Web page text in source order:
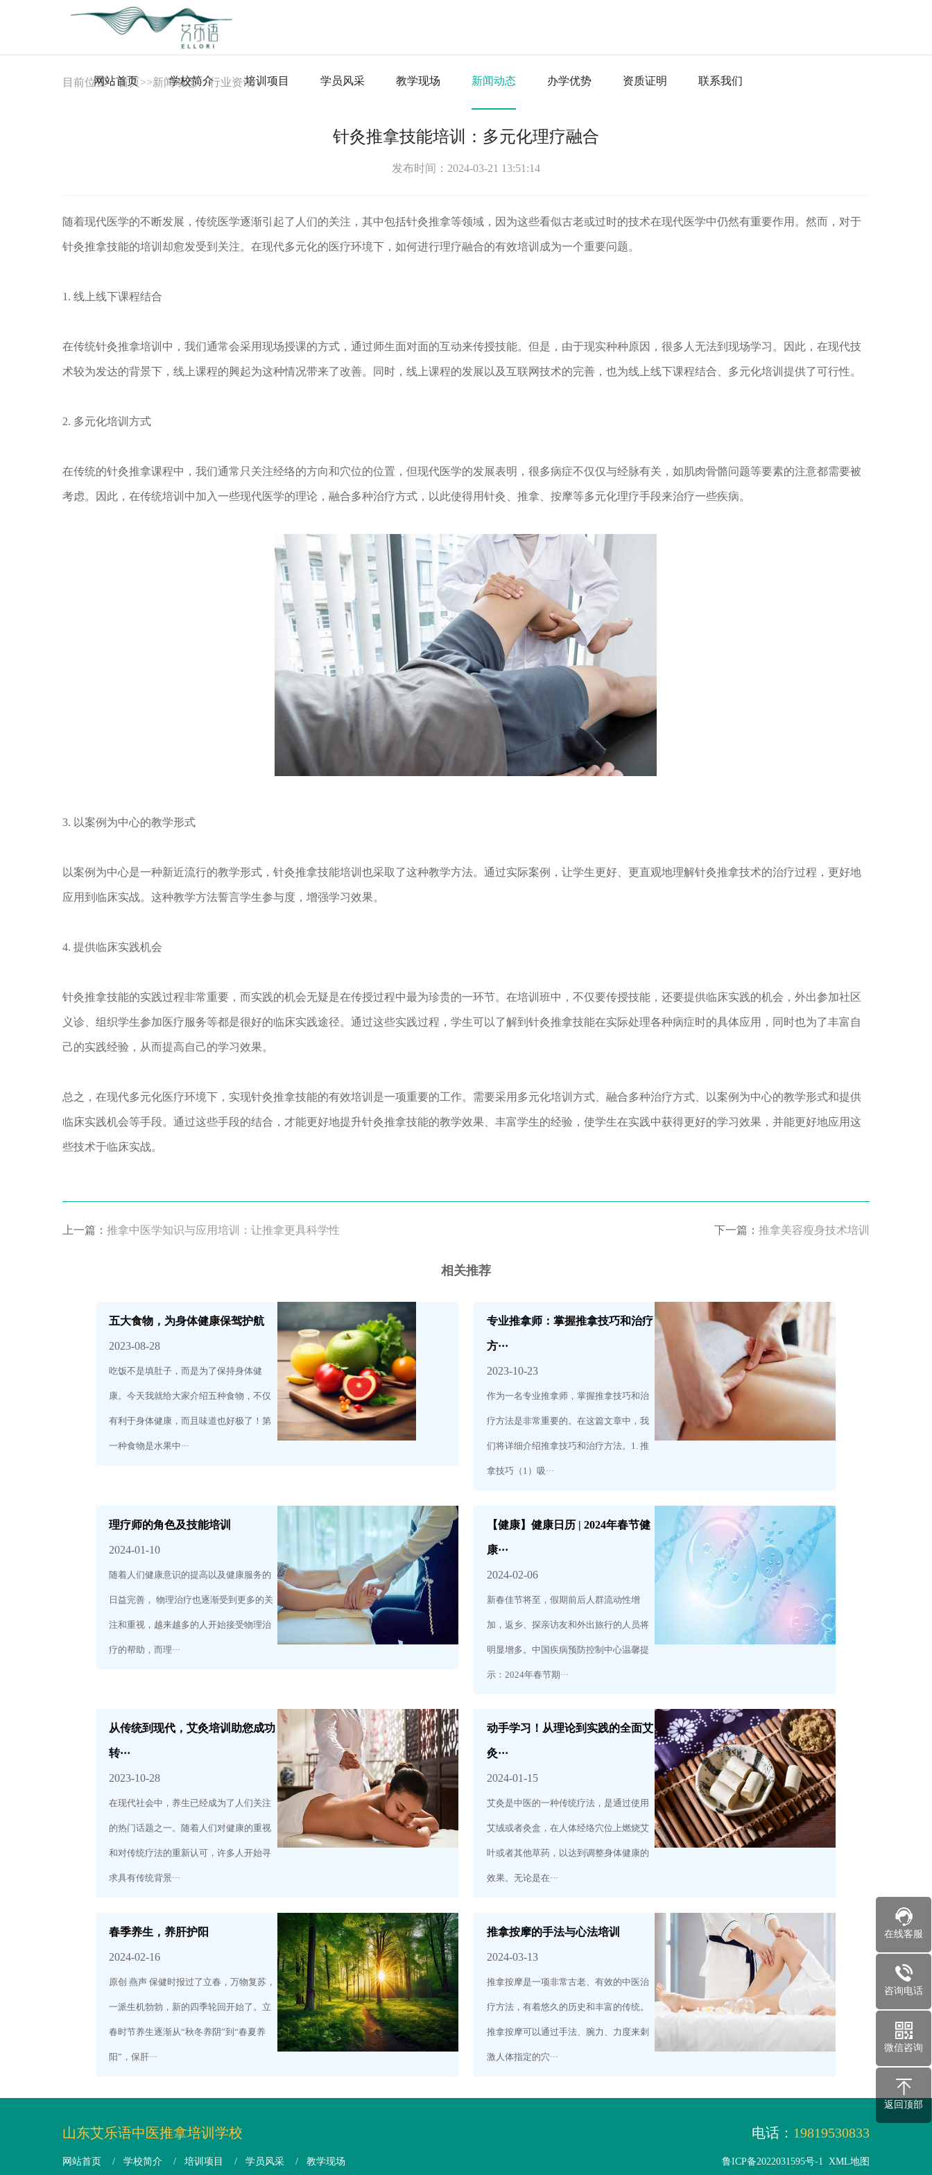
网站首页 学校简介 培训项目 学员风采 教学现场 新闻动态 办学优势 资质证明 联系我们
目前位置：首页>>新闻动态>>行业资讯
针灸推拿技能培训：多元化理疗融合
发布时间：2024-03-21 13:51:14
随着现代医学的不断发展，传统医学逐渐引起了人们的关注，其中包括针灸推拿等领域，因为这些看似古老或过时的技术在现代医学中仍然有重要作用。然而，对于
针灸推拿技能的培训却愈发受到关注。在现代多元化的医疗环境下，如何进行理疗融合的有效培训成为一个重要问题。
1. 线上线下课程结合
在传统针灸推拿培训中，我们通常会采用现场授课的方式，通过师生面对面的互动来传授技能。但是，由于现实种种原因，很多人无法到现场学习。因此，在现代技
术较为发达的背景下，线上课程的興起为这种情况带来了改善。同时，线上课程的发展以及互联网技术的完善，也为线上线下课程结合、多元化培训提供了可行性。
2. 多元化培训方式
在传统的针灸推拿课程中，我们通常只关注经络的方向和穴位的位置，但现代医学的发展表明，很多病症不仅仅与经脉有关，如肌肉骨骼问题等要素的注意都需要被
考虑。因此，在传统培训中加入一些现代医学的理论，融合多种治疗方式，以此使得用针灸、推拿、按摩等多元化理疗手段来治疗一些疾病。
3. 以案例为中心的教学形式
以案例为中心是一种新近流行的教学形式，针灸推拿技能培训也采取了这种教学方法。通过实际案例，让学生更好、更直观地理解针灸推拿技术的治疗过程，更好地
应用到临床实战。这种教学方法誓言学生参与度，增强学习效果。
4. 提供临床实践机会
针灸推拿技能的实践过程非常重要，而实践的机会无疑是在传授过程中最为珍贵的一环节。在培训班中，不仅要传授技能，还要提供临床实践的机会，外出参加社区
义诊、组织学生参加医疗服务等都是很好的临床实践途径。通过这些实践过程，学生可以了解到针灸推拿技能在实际处理各种病症时的具体应用，同时也为了丰富自
己的实践经验，从而提高自己的学习效果。
总之，在现代多元化医疗环境下，实现针灸推拿技能的有效培训是一项重要的工作。需要采用多元化培训方式、融合多种治疗方式、以案例为中心的教学形式和提供
临床实践机会等手段。通过这些手段的结合，才能更好地提升针灸推拿技能的教学效果、丰富学生的经验，使学生在实践中获得更好的学习效果，并能更好地应用这
些技术于临床实战。
上一篇： 推拿中医学知识与应用培训：让推拿更具科学性 下一篇：推拿美容瘦身技术培训
相关推荐
五大食物，为身体健康保驾护航
2023-08-28
吃饭不是填肚子，而是为了保持身体健
康。今天我就给大家介绍五种食物，不仅
有利于身体健康，而且味道也好极了！第
一种食物是水果中···
专业推拿师：掌握推拿技巧和治疗
方···
2023-10-23
作为一名专业推拿师，掌握推拿技巧和治
疗方法是非常重要的。在这篇文章中，我
们将详细介绍推拿技巧和治疗方法。1. 推
拿技巧（1）吸···
理疗师的角色及技能培训
2024-01-10
随着人们健康意识的提高以及健康服务的
日益完善， 物理治疗也逐渐受到更多的关
注和重视，越来越多的人开始接受物理治
疗的帮助，而理···
【健康】健康日历 | 2024年春节健
康···
2024-02-06
新春佳节将至，假期前后人群流动性增
加，返乡、探亲访友和外出旅行的人员将
明显增多。中国疾病预防控制中心温馨提
示：2024年春节期···
从传统到现代，艾灸培训助您成功
转···
2023-10-28
在现代社会中，养生已经成为了人们关注
的热门话题之一。随着人们对健康的重视
和对传统疗法的重新认可，许多人开始寻
求具有传统背景···
动手学习！从理论到实践的全面艾
灸···
2024-01-15
艾灸是中医的一种传统疗法，是通过使用
艾绒或者灸盒，在人体经络穴位上燃烧艾
叶或者其他草药，以达到调整身体健康的
效果。无论是在···
春季养生，养肝护阳
2024-02-16
原创 燕声 保健时报过了立春，万物复苏，
一派生机勃勃，新的四季轮回开始了。立
春时节养生逐渐从“秋冬养阴”到“春夏养
阳”，保肝···
推拿按摩的手法与心法培训
2024-03-13
推拿按摩是一项非常古老、有效的中医治
疗方法，有着悠久的历史和丰富的传统。
推拿按摩可以通过手法、腕力、力度来刺
激人体指定的穴···
山东艾乐语中医推拿培训学校
网站首页 / 学校简介 / 培训项目 / 学员风采 / 教学现场
电话： 19819530833
鲁ICP备2022031595号-1 XML地图
在线客服
咨询电话
微信咨询
返回顶部